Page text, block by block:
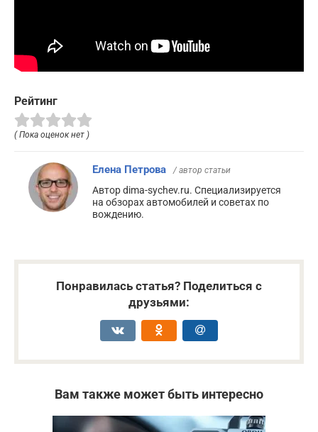
Рейтинг
( Пока оценок нет )
Елена Петрова / автор статьи
Автор dima-sychev.ru. Специализируется
на обзорах автомобилей и советах по
вождению.
Понравилась статья? Поделиться с
друзьями:
Вам также может быть интересно